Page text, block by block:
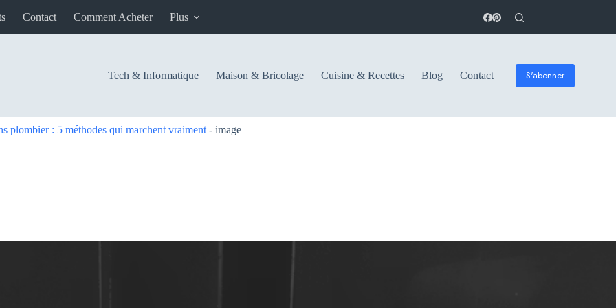
Contact Comment Acheter Plus
Tech & Informatique Maison & Bricolage Cuisine & Recettes Blog Contact S'abonner
plombier : 5 méthodes qui marchent vraiment - image